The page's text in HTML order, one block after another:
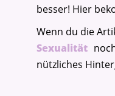
besser! Hier
Wenn du die
Sexualität
nützliches